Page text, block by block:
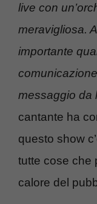
live con
meravigliosa.
importante
messaggio da
cantante ha
questo show
tutte cose che
calore del